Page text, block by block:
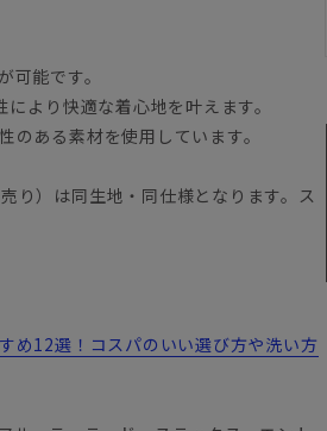
能です。
より快適な着心地を叶えます。
ある素材を使用しています。
り）は同生地・同仕様となります。ス
め12選！コスパのいい選び方や洗い方